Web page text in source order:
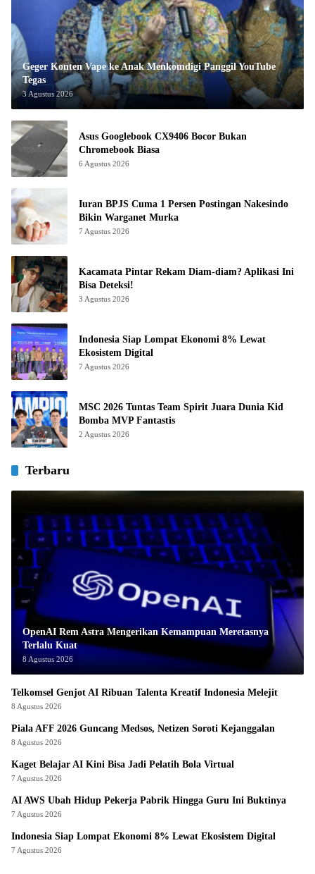
Geger Konten Vape ke Anak Menkomdigi Panggil YouTube
Tegas
3 Agustus 2026
Asus Googlebook CX9406 Bocor Bukan
Chromebook Biasa
6 Agustus 2026
Iuran BPJS Cuma 1 Persen Postingan Nakesindo
Bikin Warganet Murka
7 Agustus 2026
Kacamata Pintar Rekam Diam-diam? Aplikasi Ini
Bisa Deteksi!
3 Agustus 2026
Indonesia Siap Lompat Ekonomi 8% Lewat
Ekosistem Digital
7 Agustus 2026
MSC 2026 Tuntas Team Spirit Juara Dunia Kid
Bomba MVP Fantastis
2 Agustus 2026
Terbaru
OpenAI Rem Astra Mengerikan Kemampuan Meretasnya
Terlalu Kuat
8 Agustus 2026
Telkomsel Genjot AI Ribuan Talenta Kreatif Indonesia Melejit
8 Agustus 2026
Piala AFF 2026 Guncang Medsos, Netizen Soroti Kejanggalan
8 Agustus 2026
Kaget Belajar AI Kini Bisa Jadi Pelatih Bola Virtual
7 Agustus 2026
AI AWS Ubah Hidup Pekerja Pabrik Hingga Guru Ini Buktinya
7 Agustus 2026
Indonesia Siap Lompat Ekonomi 8% Lewat Ekosistem Digital
7 Agustus 2026